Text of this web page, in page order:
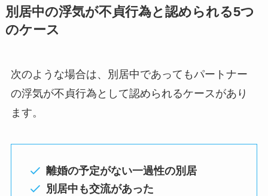
別居中の浮気が不貞行為と認められる5つ
のケース
次のような場合は、別居中であってもパートナー
の浮気が不貞行為として認められるケースがあり
ます。
離婚の予定がない一過性の別居
別居中も交流があった